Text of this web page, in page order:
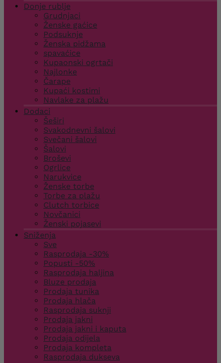
Donje rublje
Grudnjaci
Ženske gaćice
Podsuknje
Ženska pidžama
spavaćice
Kupaonski ogrtači
Najlonke
Čarape
Kupaći kostimi
Navlake za plažu
Dodaci
Šeširi
Svakodnevni šalovi
Svečani šalovi
Šalovi
Broševi
Ogrlice
Narukvice
Ženske torbe
Torbe za plažu
Clutch torbice
Novčanici
Ženski pojasevi
Sniženja
Sve
Rasprodaja -30%
Popusti -50%
Rasprodaja haljina
Bluze prodaja
Prodaja tunika
Prodaja hlača
Rasprodaja suknji
Prodaja jakni
Prodaja jakni i kaputa
Prodaja odijela
Prodaja kompleta
Rasprodaja dukseva